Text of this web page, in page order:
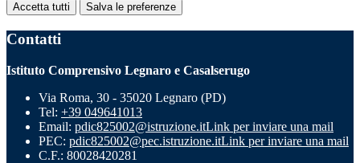
Accetta tutti Salva le preferenze
Contatti
Istituto Comprensivo Legnaro e Casalserugo
Via Roma, 30 - 35020 Legnaro (PD)
Tel: +39 049641013
Email: pdic825002@istruzione.itLink per inviare una mail
PEC: pdic825002@pec.istruzione.itLink per inviare una mail
C.F.: 80028420281